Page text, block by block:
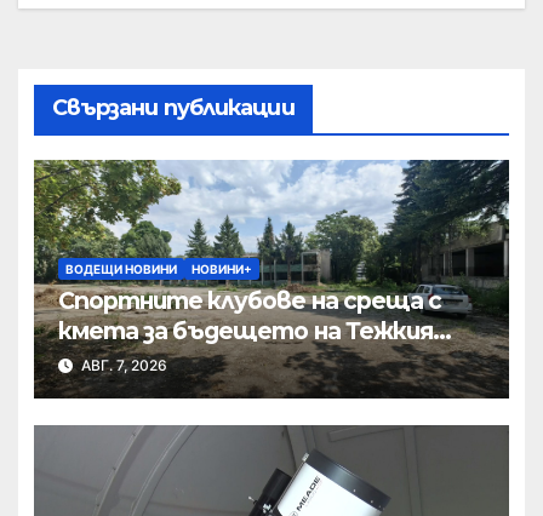
Свързани публикации
ВОДЕЩИ НОВИНИ НОВИНИ+
Спортните клубове на среща с
кмета за бъдещето на Тежкия
полк
АВГ. 7, 2026